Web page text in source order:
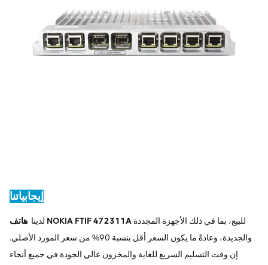
إيجابياتنا
لدينا هاتف NOKIA FTIF 472311A
والجديدة، وعادةً ما يكون السعر أقل بنسبة 90% من سعر المورد الأصلي.
إن وقت التسليم السريع للغاية والمخزون عالي الجودة في جميع أنحاء